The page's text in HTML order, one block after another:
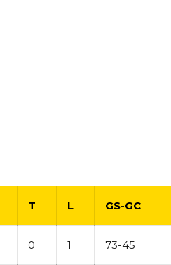
T L GS-GC
0 1 73-45